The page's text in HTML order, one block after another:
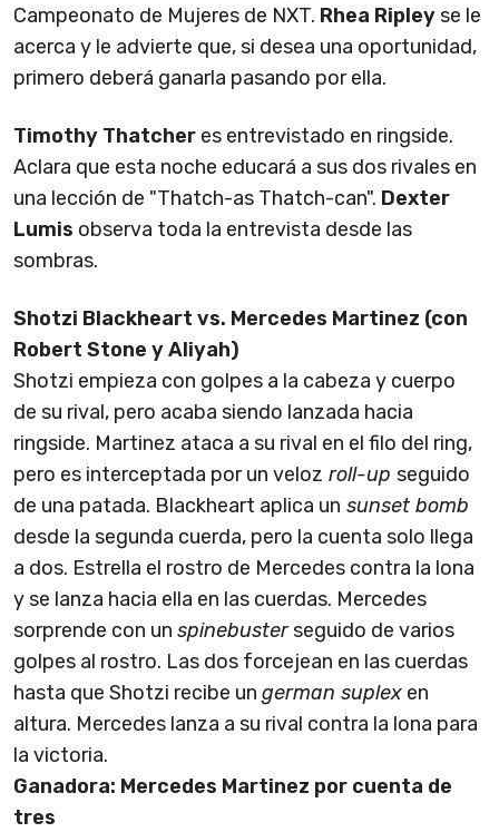
Campeonato de Mujeres de NXT. Rhea Ripleyse le
acerca y le advierte que, si desea una oportunidad,
primero deberá ganarla pasando por ella.
Timothy Thatcher es entrevistado en ringside.
Aclara que esta noche educará a sus dos rivales en
una lección de "Thatch-as Thatch-can". Dexter
Lumis observa toda la entrevista desde las
sombras.
Shotzi Blackheart vs. Mercedes Martinez (con
Robert Stone y Aliyah)
Shotzi empieza con golpes a la cabeza y cuerpo
de su rival, pero acaba siendo lanzada hacia
ringside. Martinez ataca a su rival en el filo del ring,
pero es interceptada por un veloz roll-up seguido
de una patada. Blackheart aplica un sunset bomb
desde la segunda cuerda, pero la cuenta solo llega
a dos. Estrella el rostro de Mercedes contra la lona
y se lanza hacia ella en las cuerdas. Mercedes
sorprende con un spinebusterseguido de varios
golpes al rostro. Las dos forcejean en las cuerdas
hasta que Shotzi recibe un german suplex en
altura. Mercedes lanza a su rival contra la lona para
la victoria.
Ganadora: Mercedes Martinez por cuenta de
tres